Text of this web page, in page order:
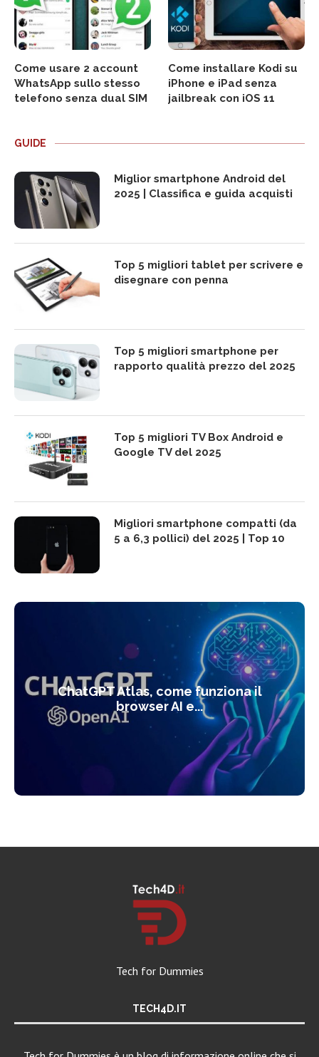
Come usare 2 account
WhatsApp sullo stesso
telefono senza dual SIM
Come installare Kodi su
iPhone e iPad senza
jailbreak con iOS 11
GUIDE
Miglior smartphone Android del
2025 | Classifica e guida acquisti
Top 5 migliori tablet per scrivere e
disegnare con penna
Top 5 migliori smartphone per
rapporto qualità prezzo del 2025
Top 5 migliori TV Box Android e
Google TV del 2025
Migliori smartphone compatti (da
5 a 6,3 pollici) del 2025 | Top 10
ChatGPT Atlas, come funziona il
browser AI e...
Tech for Dummies
TECH4D.IT